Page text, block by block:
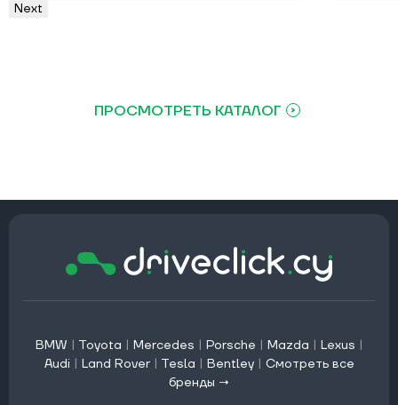
Next
ПРОСМОТРЕТЬ КАТАЛОГ
BMW | Toyota | Mercedes | Porsche | Mazda | Lexus |
Audi | Land Rover | Tesla | Bentley | Смотреть все
бренды →